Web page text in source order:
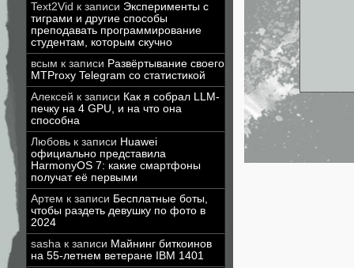
Text2Vid к записи Эксперименты с
тиграми и другие способы
преподавать программирование
студентам, которым скучно
всым к записи Развёртывание своего
MTProxy Telegram со статистикой
Алексей к записи Как я собрал LLM-
печку на 4 GPU, и на что она
способна
Любовь к записи Huawei
официально представила
HarmonyOS 7: какие смартфоны
получат её первыми
Артем к записи Бесплатные боты,
чтобы раздеть девушку по фото в
2024
sasha к записи Майнинг биткоинов
на 55-летнем ветеране IBM 1401